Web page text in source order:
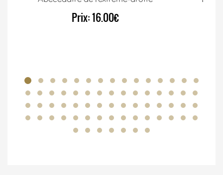
Prix:16.00€